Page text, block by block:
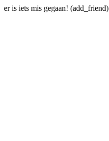
er is iets mis gegaan! (add_friend)